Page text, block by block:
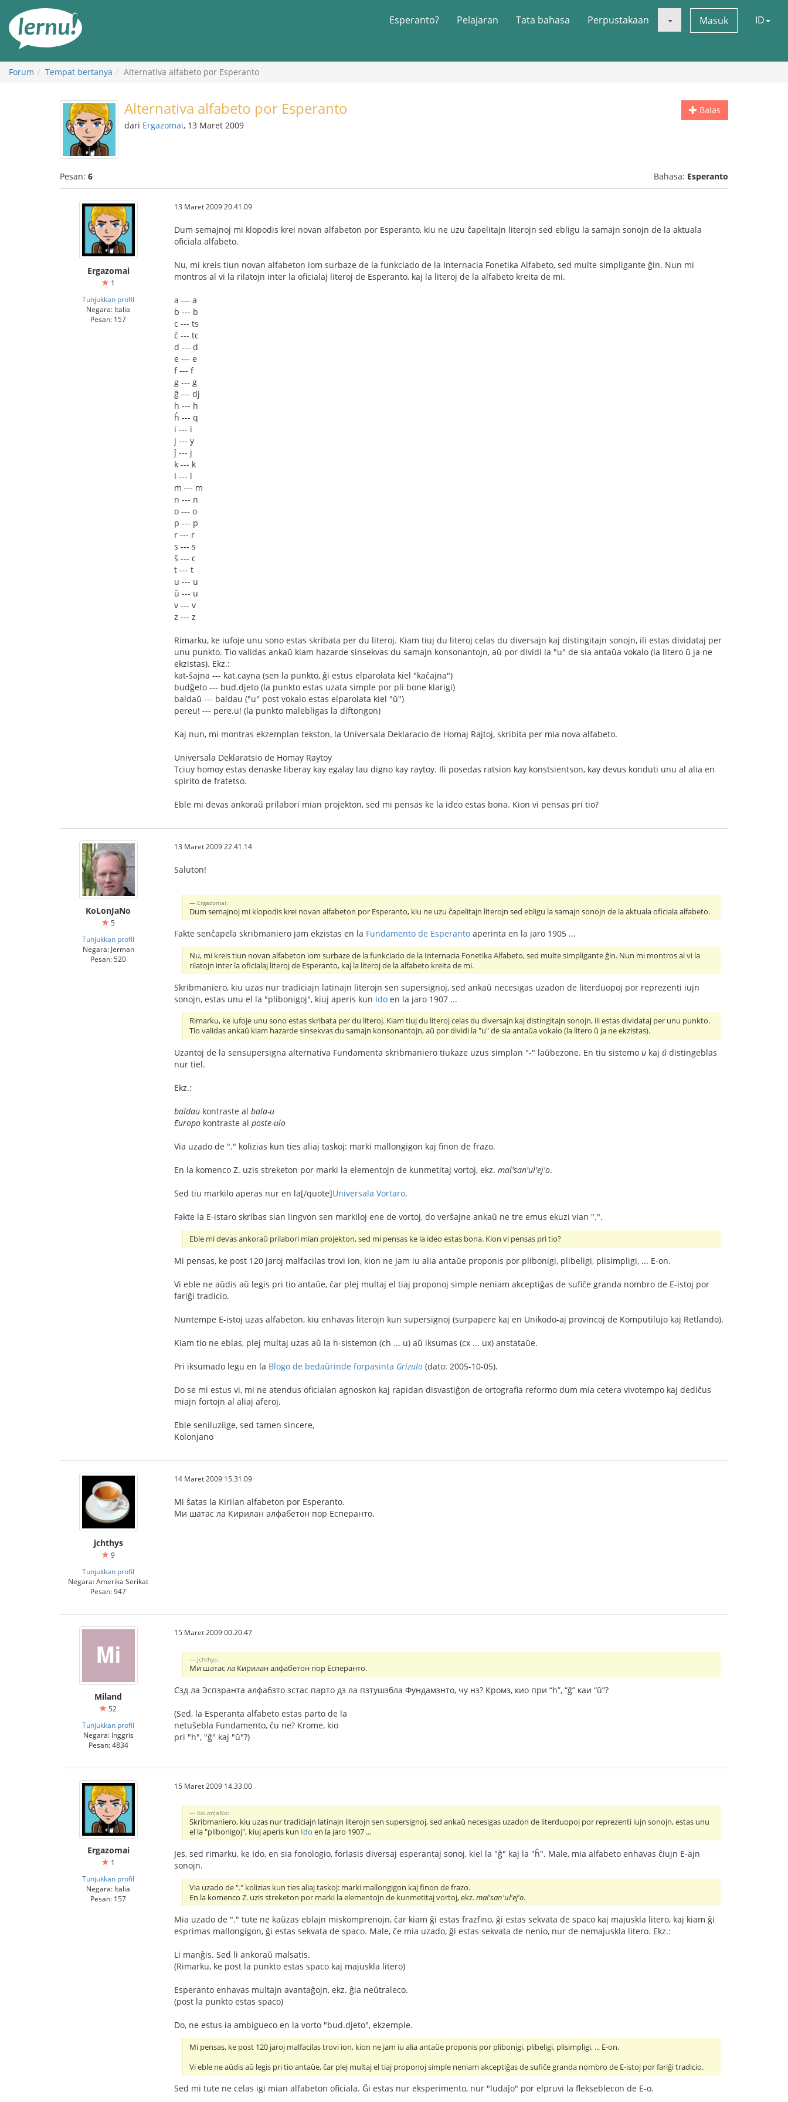
daftar
Esperanto? Pelajaran Tata bahasa Perpustakaan Masuk ID
Forum Tempat bertanya Alternativa alfabeto por Esperanto
Balas
Alternativa alfabeto por Esperanto
dari Ergazomai, 13 Maret 2009
Pesan: 6 Bahasa: Esperanto
Ergazomai
1
Tunjukkan profil
Negara: Italia
Pesan: 157
13 Maret 2009 20.41.09
Dum semajnoj mi klopodis krei novan alfabeton por Esperanto, kiu ne uzu ĉapelitajn literojn sed ebligu la samajn sonojn de la aktuala
oficiala alfabeto.
Nu, mi kreis tiun novan alfabeton iom surbaze de la funkciado de la Internacia Fonetika Alfabeto, sed multe simpligante ĝin. Nun mi
montros al vi la rilatojn inter la oficialaj literoj de Esperanto, kaj la literoj de la alfabeto kreita de mi.
a --- a
b --- b
c --- ts
ĉ --- tc
d --- d
e --- e
f --- f
g --- g
ĝ --- dj
h --- h
ĥ --- q
i --- i
j --- y
ĵ --- j
k --- k
l --- l
m --- m
n --- n
o --- o
p --- p
r --- r
s --- s
ŝ --- c
t --- t
u --- u
ŭ --- u
v --- v
z --- z
Rimarku, ke iufoje unu sono estas skribata per du literoj. Kiam tiuj du literoj celas du diversajn kaj distingitajn sonojn, ili estas dividataj per
unu punkto. Tio validas ankaŭ kiam hazarde sinsekvas du samajn konsonantojn, aŭ por dividi la "u" de sia antaŭa vokalo (la litero ŭ ja ne
ekzistas). Ekz.:
kat-ŝajna --- kat.cayna (sen la punkto, ĝi estus elparolata kiel "kaĉajna")
budĝeto --- bud.djeto (la punkto estas uzata simple por pli bone klarigi)
baldaŭ --- baldau ("u" post vokalo estas elparolata kiel "ŭ")
pereu! --- pere.u! (la punkto malebligas la diftongon)
Kaj nun, mi montras ekzemplan tekston, la Universala Deklaracio de Homaj Rajtoj, skribita per mia nova alfabeto.
Universala Deklaratsio de Homay Raytoy
Tciuy homoy estas denaske liberay kay egalay lau digno kay raytoy. Ili posedas ratsion kay konstsientson, kay devus konduti unu al alia en
spirito de fratetso.
Eble mi devas ankoraŭ prilabori mian projekton, sed mi pensas ke la ideo estas bona. Kion vi pensas pri tio?
KoLonJaNo
5
Tunjukkan profil
Negara: Jerman
Pesan: 520
13 Maret 2009 22.41.14
Saluton!
Ergazomai:
Dum semajnoj mi klopodis krei novan alfabeton por Esperanto, kiu ne uzu ĉapelitajn literojn sed ebligu la samajn sonojn de la aktuala oficiala alfabeto.
Fakte senĉapela skribmaniero jam ekzistas en la Fundamento de Esperanto aperinta en la jaro 1905 ...
Nu, mi kreis tiun novan alfabeton iom surbaze de la funkciado de la Internacia Fonetika Alfabeto, sed multe simpligante ĝin. Nun mi montros al vi la
rilatojn inter la oficialaj literoj de Esperanto, kaj la literoj de la alfabeto kreita de mi.
Skribmaniero, kiu uzas nur tradiciajn latinajn literojn sen supersignoj, sed ankaŭ necesigas uzadon de literduopoj por reprezenti iujn
sonojn, estas unu el la "plibonigoj", kiuj aperis kun Ido en la jaro 1907 ...
Rimarku, ke iufoje unu sono estas skribata per du literoj. Kiam tiuj du literoj celas du diversajn kaj distingitajn sonojn, ili estas dividataj per unu punkto.
Tio validas ankaŭ kiam hazarde sinsekvas du samajn konsonantojn, aŭ por dividi la "u" de sia antaŭa vokalo (la litero ŭ ja ne ekzistas).
Uzantoj de la sensupersigna alternativa Fundamenta skribmaniero tiukaze uzus simplan "-" laŭbezone. En tiu sistemo u kaj ŭ distingeblas
nur tiel.
Ekz.:
baldau kontraste al bala-u
Europo kontraste al poste-ulo
Via uzado de "." kolizias kun ties aliaj taskoj: marki mallongigon kaj finon de frazo.
En la komenco Z. uzis streketon por marki la elementojn de kunmetitaj vortoj, ekz. mal'san'ul'ej'o.
Sed tiu markilo aperas nur en la[/quote]Universala Vortaro.
Fakte la E-istaro skribas sian lingvon sen markiloj ene de vortoj, do verŝajne ankaŭ ne tre emus ekuzi vian ".".
Eble mi devas ankoraŭ prilabori mian projekton, sed mi pensas ke la ideo estas bona. Kion vi pensas pri tio?
Mi pensas, ke post 120 jaroj malfacilas trovi ion, kion ne jam iu alia antaŭe proponis por plibonigi, plibeligi, plisimpligi, ... E-on.
Vi eble ne aŭdis aŭ legis pri tio antaŭe, ĉar plej multaj el tiaj proponoj simple neniam akceptiĝas de sufiĉe granda nombro de E-istoj por
fariĝi tradicio.
Nuntempe E-istoj uzas alfabeton, kiu enhavas literojn kun supersignoj (surpapere kaj en Unikodo-aj provincoj de Komputilujo kaj Retlando).
Kiam tio ne eblas, plej multaj uzas aŭ la h-sistemon (ch ... u) aŭ iksumas (cx ... ux) anstataŭe.
Pri iksumado legu en la Blogo de bedaŭrinde forpasinta Grizulo (dato: 2005-10-05).
Do se mi estus vi, mi ne atendus oficialan agnoskon kaj rapidan disvastiĝon de ortografia reformo dum mia cetera vivotempo kaj dediĉus
miajn fortojn al aliaj aferoj.
Eble seniluziige, sed tamen sincere,
Kolonjano
jchthys
9
Tunjukkan profil
Negara: Amerika Serikat
Pesan: 947
14 Maret 2009 15.31.09
Mi ŝatas la Kirilan alfabeton por Esperanto.
Ми шатас ла Кирилан алфабетон пор Есперанто.
Miland
52
Tunjukkan profil
Negara: Inggris
Pesan: 4834
15 Maret 2009 00.20.47
jchthys:
Ми шатас ла Кирилан алфабетон пор Есперанто.
Сзд ла Эспзранта алфабзто зстас парто дз ла пзтушзбла Фундамзнто, чу нз? Кромз, кио при “h”, “ĝ” каи “ŭ”?
(Sed, la Esperanta alfabeto estas parto de la
netuŝebla Fundamento, ĉu ne? Krome, kio
pri "h", "ĝ" kaj "ŭ"?)
Ergazomai
1
Tunjukkan profil
Negara: Italia
Pesan: 157
15 Maret 2009 14.33.00
KoLonJaNo:
Skribmaniero, kiu uzas nur tradiciajn latinajn literojn sen supersignoj, sed ankaŭ necesigas uzadon de literduopoj por reprezenti iujn sonojn, estas unu
el la "plibonigoj", kiuj aperis kun Ido en la jaro 1907 ...
Jes, sed rimarku, ke Ido, en sia fonologio, forlasis diversaj esperantaj sonoj, kiel la "ĝ" kaj la "ĥ". Male, mia alfabeto enhavas ĉiujn E-ajn
sonojn.
Via uzado de "." kolizias kun ties aliaj taskoj: marki mallongigon kaj finon de frazo.
En la komenco Z. uzis streketon por marki la elementojn de kunmetitaj vortoj, ekz.mal'san'ul'ej'o.
Mia uzado de "." tute ne kaŭzas eblajn miskomprenojn, ĉar kiam ĝi estas frazfino, ĝi estas sekvata de spaco kaj majuskla litero, kaj kiam ĝi
esprimas mallongigon, ĝi estas sekvata de spaco. Male, ĉe mia uzado, ĝi estas sekvata de nenio, nur de nemajuskla litero. Ekz.:
Li manĝis. Sed li ankoraŭ malsatis.
(Rimarku, ke post la punkto estas spaco kaj majuskla litero)
Esperanto enhavas multajn avantaĝojn, ekz. ĝia neŭtraleco.
(post la punkto estas spaco)
Do, ne estus ia ambigueco en la vorto "bud.djeto", ekzemple.
Mi pensas, ke post 120 jaroj malfacilas trovi ion, kion ne jam iu alia antaŭe proponis por plibonigi, plibeligi, plisimpligi, ... E-on.
Vi eble ne aŭdis aŭ legis pri tio antaŭe, ĉar plej multaj el tiaj proponoj simple neniam akceptiĝas de sufiĉe granda nombro de E-istoj por fariĝi tradicio.
Sed mi tute ne celas igi mian alfabeton oficiala. Ĝi estas nur eksperimento, nur "ludaĵo" por elpruvi la flekseblecon de E-o.